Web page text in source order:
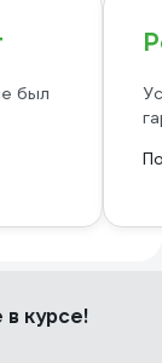
был
курсе!